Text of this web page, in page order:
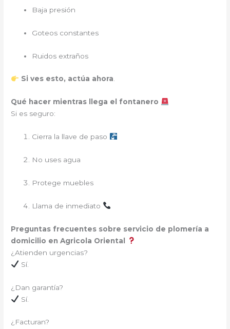
Baja presión
Goteos constantes
Ruidos extraños
Si ves esto, actúa ahora.
Qué hacer mientras llega el fontanero
Si es seguro:
Cierra la llave de paso
No uses agua
Protege muebles
Llama de inmediato
Preguntas frecuentes sobre servicio de plomería a
domicilio en Agricola Oriental
¿Atienden urgencias?
Sí.
¿Dan garantía?
Sí.
¿Facturan?